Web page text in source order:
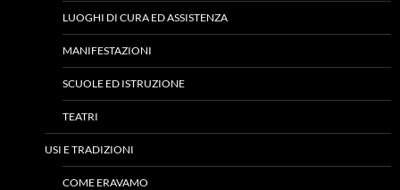
LUOGHI DI CURA ED ASSISTENZA
MANIFESTAZIONI
SCUOLE ED ISTRUZIONE
TEATRI
USI E TRADIZIONI
COME ERAVAMO